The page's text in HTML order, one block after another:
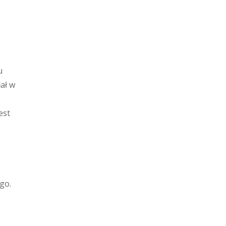
w